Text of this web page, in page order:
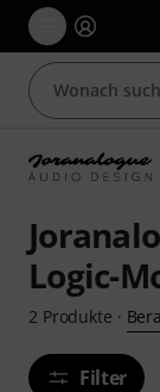
Logic-
2 Produkte ·
Filter